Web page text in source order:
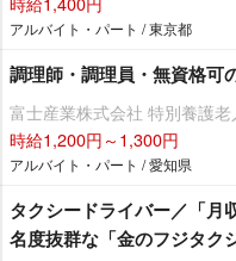
アルバイト・パート / 東京都
調理師・調理員・無資格可
富士産業株式会社 特別養護
時給1,200円～1,300円
アルバイト・パート / 愛知県
タクシードライバー／「月
名度抜群な「金のフジタク